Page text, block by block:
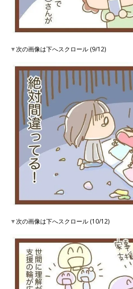
▼次の画像は下へスクロール (9/12)
▼次の画像は下へスクロール (10/12)